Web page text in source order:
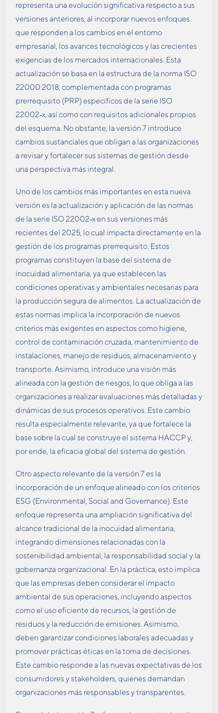
representa una evolución significativa respecto a sus
versiones anteriores, al incorporar nuevos enfoques
que responden a los cambios en el entorno
empresarial, los avances tecnológicos y las crecientes
exigencias de los mercados internacionales. Esta
actualización se basa en la estructura de la norma ISO
22000:2018, complementada con programas
prerrequisito (PRP) específicos de la serie ISO
22002‑x, así como con requisitos adicionales propios
del esquema. No obstante, la versión 7 introduce
cambios sustanciales que obligan a las organizaciones
a revisar y fortalecer sus sistemas de gestión desde
una perspectiva más integral.
Uno de los cambios más importantes en esta nueva
versión es la actualización y aplicación de las normas
de la serie ISO 22002‑x en sus versiones más
recientes del 2025, lo cual impacta directamente en la
gestión de los programas prerrequisito. Estos
programas constituyen la base del sistema de
inocuidad alimentaria, ya que establecen las
condiciones operativas y ambientales necesarias para
la producción segura de alimentos. La actualización de
estas normas implica la incorporación de nuevos
criterios más exigentes en aspectos como higiene,
control de contaminación cruzada, mantenimiento de
instalaciones, manejo de residuos, almacenamiento y
transporte. Asimismo, introduce una visión más
alineada con la gestión de riesgos, lo que obliga a las
organizaciones a realizar evaluaciones más detalladas y
dinámicas de sus procesos operativos. Este cambio
resulta especialmente relevante, ya que fortalece la
base sobre la cual se construye el sistema HACCP y,
por ende, la eficacia global del sistema de gestión.
Otro aspecto relevante de la versión 7 es la
incorporación de un enfoque alineado con los criterios
ESG (Environmental, Social and Governance). Este
enfoque representa una ampliación significativa del
alcance tradicional de la inocuidad alimentaria,
integrando dimensiones relacionadas con la
sostenibilidad ambiental, la responsabilidad social y la
gobernanza organizacional. En la práctica, esto implica
que las empresas deben considerar el impacto
ambiental de sus operaciones, incluyendo aspectos
como el uso eficiente de recursos, la gestión de
residuos y la reducción de emisiones. Asimismo,
deben garantizar condiciones laborales adecuadas y
promover prácticas éticas en la toma de decisiones.
Este cambio responde a las nuevas expectativas de los
consumidores y stakeholders, quienes demandan
organizaciones más responsables y transparentes.